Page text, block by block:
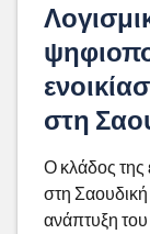
στη
Ο κλάδος της
στη Σαουδική
ανάπτυξη του